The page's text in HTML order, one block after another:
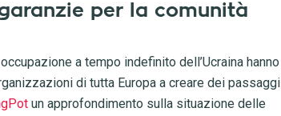
per la comunità
a tempo indefinito dell’Ucraina hanno
di tutta Europa a creare dei passaggi
un approfondimento sulla situazione delle